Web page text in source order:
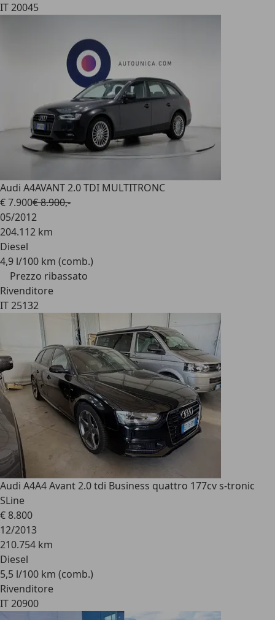
IT 20045
Audi A4AVANT 2.0 TDI MULTITRONC
€ 7.900€ 8.900,-
05/2012
204.112 km
Diesel
4,9 l/100 km (comb.)
Prezzo ribassato
Rivenditore
IT 25132
Audi A4A4 Avant 2.0 tdi Business quattro 177cv s-tronic
SLine
€ 8.800
12/2013
210.754 km
Diesel
5,5 l/100 km (comb.)
Rivenditore
IT 20900